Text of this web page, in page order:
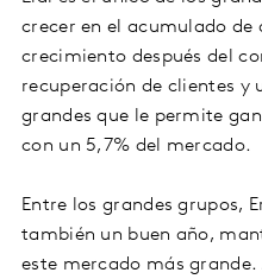
crecer en el acumulado de
crecimiento después del
recuperación de clientes y
grandes que le permite
con un 5,7% del mercado.
Entre los grandes grupos,
también un buen año,
este mercado más